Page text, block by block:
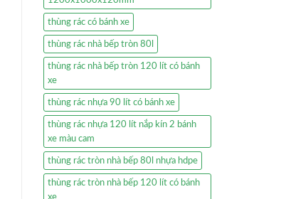
thùng rác có bánh xe
thùng rác nhà bếp tròn 80l
thùng rác nhà bếp tròn 120 lít có bánh
xe
thùng rác nhựa 90 lít có bánh xe
thùng rác nhựa 120 lít nắp kín 2 bánh
xe màu cam
thùng rác tròn nhà bếp 80l nhựa hdpe
thùng rác tròn nhà bếp 120 lít có bánh
xe